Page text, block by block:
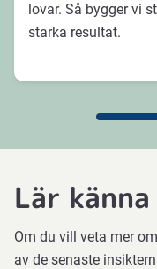
lovar. Så bygger vi
starka resultat.
Lär
Om du vill veta mer
av de senaste